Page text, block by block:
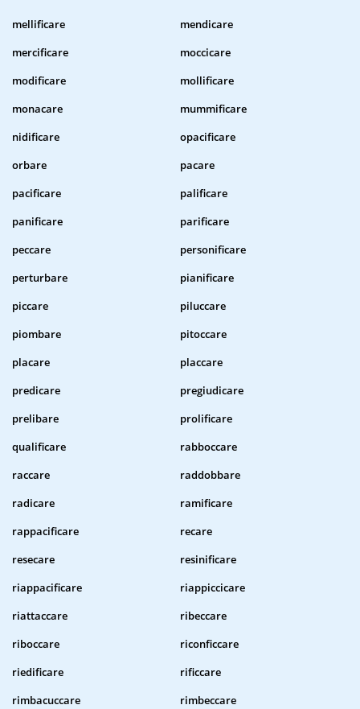
mellificare
mendicare
mercificare
moccicare
modificare
mollificare
monacare
mummificare
nidificare
opacificare
orbare
pacare
pacificare
palificare
panificare
parificare
peccare
personificare
perturbare
pianificare
piccare
piluccare
piombare
pitoccare
placare
placcare
predicare
pregiudicare
prelibare
prolificare
qualificare
rabboccare
raccare
raddobbare
radicare
ramificare
rappacificare
recare
resecare
resinificare
riappacificare
riappiccicare
riattaccare
ribeccare
riboccare
riconficcare
riedificare
rificcare
rimbacuccare
rimbeccare